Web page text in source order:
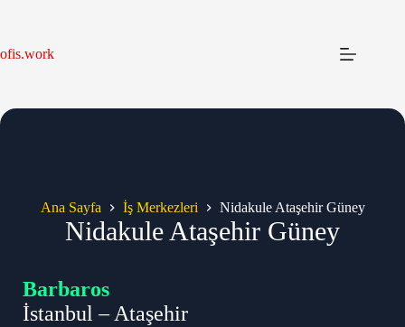
ofis.work
Ana Sayfa İş Merkezleri Nidakule Ataşehir Güney
Nidakule Ataşehir Güney
Barbaros
İstanbul – Ataşehir